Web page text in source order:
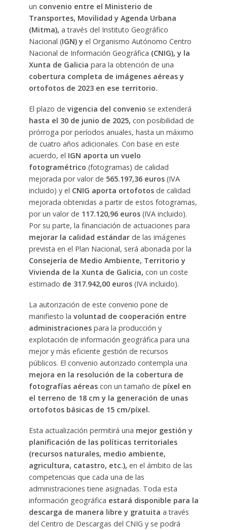
un convenio entre el Ministerio de
Transportes, Movilidad y Agenda Urbana
(Mitma), a través del Instituto Geográfico
Nacional (IGN) y el Organismo Autónomo Centro
Nacional de Información Geográfica (CNIG), y la
Xunta de Galicia para la obtención de una
cobertura completa de imágenes aéreas y
ortofotos de 2023 en ese territorio.
El plazo de vigencia del convenio se extenderá
hasta el 30 de junio de 2025, con posibilidad de
prórroga por períodos anuales, hasta un máximo
de cuatro años adicionales. Con base en este
acuerdo, el IGN aporta un vuelo
fotogramétrico (fotogramas) de calidad
mejorada por valor de 565.197,36 euros(IVA
incluido) y el CNIG aporta ortofotosde calidad
mejorada obtenidas a partir de estos fotogramas,
por un valor de 117.120,96 euros(IVA incluido).
Por su parte, la financiación de actuaciones para
mejorar la calidad estándarde las imágenes
prevista en el Plan Nacional, será abonada por la
Consejería de Medio Ambiente, Territorio y
Vivienda de la Xunta de Galicia, con un coste
estimado de 317.942,00 euros(IVA incluido).
La autorización de este convenio pone de
manifiesto la voluntad de cooperación entre
administracionespara la producción y
explotación de información geográfica para una
mejor y más eficiente gestión de recursos
públicos. El convenio autorizado contempla una
mejora en la resolución de la cobertura de
fotografías aéreascon un tamaño de píxel en
el terreno de 18 cm y la generación de unas
ortofotos básicas de 15 cm/píxel.
Esta actualización permitirá una mejor gestión y
planificación de las políticas territoriales
(recursos naturales, medio ambiente,
agricultura, catastro, etc.), en el ámbito de las
competencias que cada una de las
administraciones tiene asignadas. Toda esta
información geográfica estará disponible para la
descarga de manera libre y gratuita a través
del Centro de Descargas del CNIG y se podrá